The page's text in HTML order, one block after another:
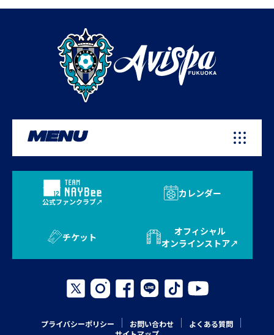
MENU
公式ファンクラブ
カレンダー
チケット
オフィシャル
オンラインストア
プライバシーポリシー お問い合わせ
よくある質問